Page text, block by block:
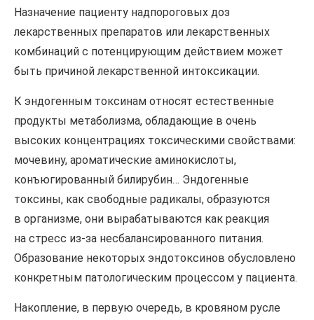
Назначение пациенту надпороговых доз
лекарственных препаратов или лекарственных
комбинаций с потенцирующим действием может
быть причиной лекарственной интоксикации.
К эндогенным токсинам относят естественные
продукты метаболизма, обладающие в очень
высоких концентрациях токсическими свойствами:
мочевину, ароматические аминокислоты,
конъюгированный билирубин… Эндогенные
токсины, как свободные радикалы, образуются
в организме, они вырабатываются как реакция
на стресс из-за несбалансированного питания.
Образование некоторых эндотоксинов обусловлено
конкретным патологическим процессом у пациента.
Накопление, в первую очередь, в кровяном русле